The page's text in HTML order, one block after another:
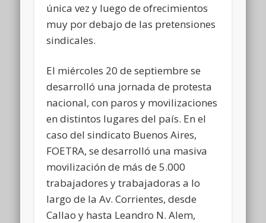
única vez y luego de ofrecimientos
muy por debajo de las pretensiones
sindicales.
El miércoles 20 de septiembre se
desarrolló una jornada de protesta
nacional, con paros y movilizaciones
en distintos lugares del país. En el
caso del sindicato Buenos Aires,
FOETRA, se desarrolló una masiva
movilización de más de 5.000
trabajadores y trabajadoras a lo
largo de la Av. Corrientes, desde
Callao y hasta Leandro N. Alem,